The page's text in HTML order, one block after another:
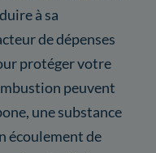
à sa
de dépenses
protéger votre
peuvent
une substance
écoulement de